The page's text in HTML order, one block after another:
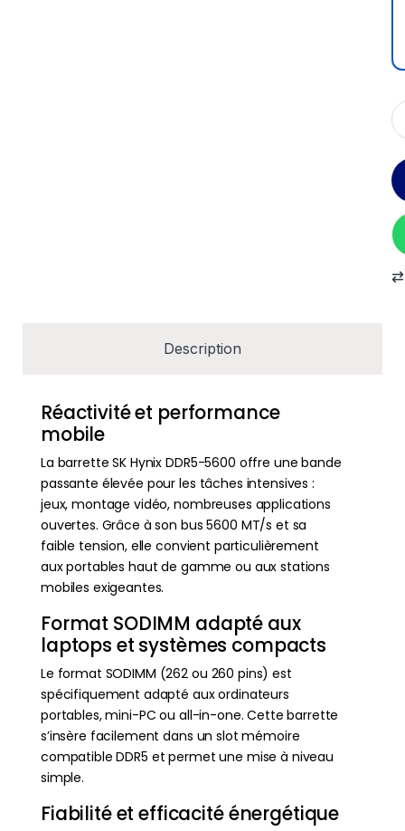
Description
Réactivité et performance
mobile
La barrette SK Hynix DDR5-5600 offre une bande
passante élevée pour les tâches intensives :
jeux, montage vidéo, nombreuses applications
ouvertes. Grâce à son bus 5600 MT/s et sa
faible tension, elle convient particulièrement
aux portables haut de gamme ou aux stations
mobiles exigeantes.
Format SODIMM adapté aux
laptops et systèmes compacts
Le format SODIMM (262 ou 260 pins) est
spécifiquement adapté aux ordinateurs
portables, mini-PC ou all-in-one. Cette barrette
s’insère facilement dans un slot mémoire
compatible DDR5 et permet une mise à niveau
simple.
Fiabilité et efficacité énergétique